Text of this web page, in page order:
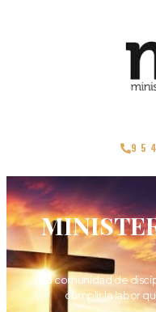
Una comunidad de
cumplir la labor